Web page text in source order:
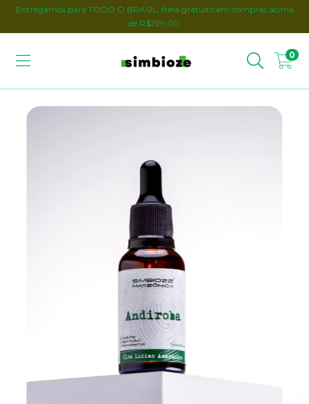
Entregamos para TODO O BRASIL, frete gratuito em compras acima
de R$299,00.
0